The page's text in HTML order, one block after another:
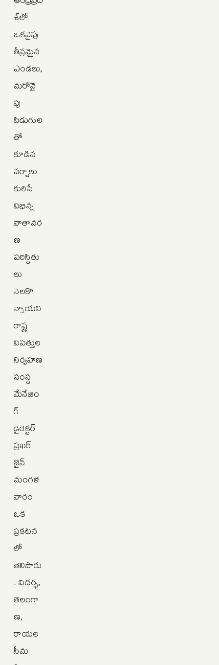
శ్‌లో
ఒకవైపు
తీవ్రమైన
ఎండలు,
మరోవై
పు
పిడుగుల
తో
కూడిన
వర్షాలు
కురిసే
విభిన్న
వాతావర
ణ
పరిస్థితు
లు
నెలకొ
న్నాయని
రాష్ట్ర
విపత్తుల
నిర్వహణ
సంస్థ
మేనేజిం
గ్‌
డైరెక్టర్‌
ప్రఖర్‌
జైన్‌
మంగళ
వారం
ఒక
ప్రకటన
లో
తెలిపారు
. విదర్భ,
తెలంగా
ణ,
రాయల
సీమ